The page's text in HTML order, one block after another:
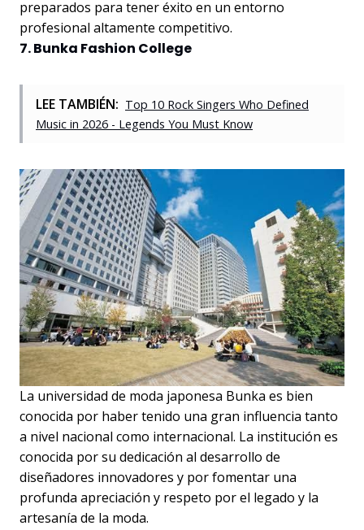
preparados para tener éxito en un entorno
profesional altamente competitivo.
7. Bunka Fashion College
LEE TAMBIÉN: Top 10 Rock Singers Who Defined
Music in 2026 - Legends You Must Know
La universidad de moda japonesa Bunka es bien
conocida por haber tenido una gran influencia tanto
a nivel nacional como internacional. La institución es
conocida por su dedicación al desarrollo de
diseñadores innovadores y por fomentar una
profunda apreciación y respeto por el legado y la
artesanía de la moda.